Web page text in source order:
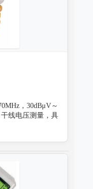
，30dBμV～
线电压测量，具